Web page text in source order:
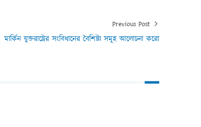
Previous Post
মার্কিন যুক্তরাষ্ট্রের সংবিধানের বৈশিষ্ট্য সমূহ আলোচনা করো